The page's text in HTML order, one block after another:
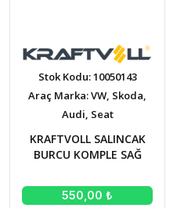
Stok Kodu: 10050143
Araç Marka: VW, Skoda,
Audi, Seat
KRAFTVOLL SALINCAK
BURCU KOMPLE SAĞ
550,00 ₺